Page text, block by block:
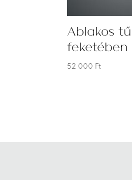
Ablakos
feketében
52 000 Ft